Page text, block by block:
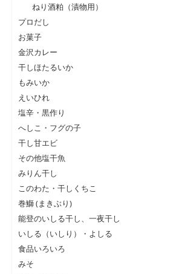
ねり酒粕（漬物用）
プロだし
お菓子
金沢カレー
干しほたるいか
もみいか
えいひれ
塩辛・黒作り
へしこ・フグの子
干し甘エビ
その他塩干魚
みりん干し
このわた・干しくちこ
巻鰤 (まきぶり)
能登のいしる干し、一夜干し
いしる（いしり）・よしる
食品いろいろ
みそ